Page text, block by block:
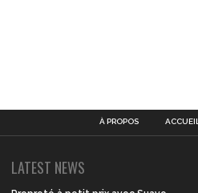
À PROPOS ACCUEIL
LATEST NEWS